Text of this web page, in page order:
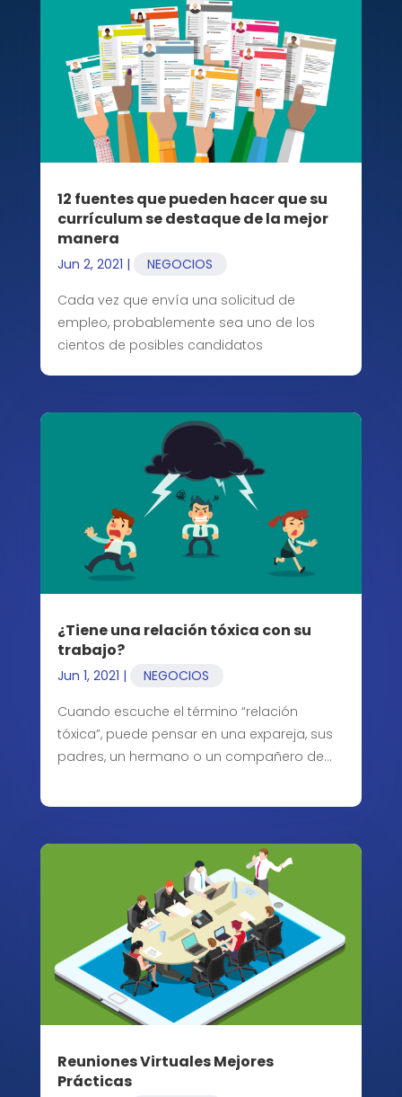
12 fuentes que pueden hacer que su
currículum se destaque de la mejor
manera
Jun 2, 2021 |
NEGOCIOS
Cada vez que envía una solicitud de
empleo, probablemente sea uno de los
cientos de posibles candidatos
¿Tiene una relación tóxica con su
trabajo?
Jun 1, 2021 |
NEGOCIOS
Cuando escuche el término “relación
tóxica”, puede pensar en una expareja, sus
padres, un hermano o un compañero de…
Reuniones Virtuales Mejores
Prácticas